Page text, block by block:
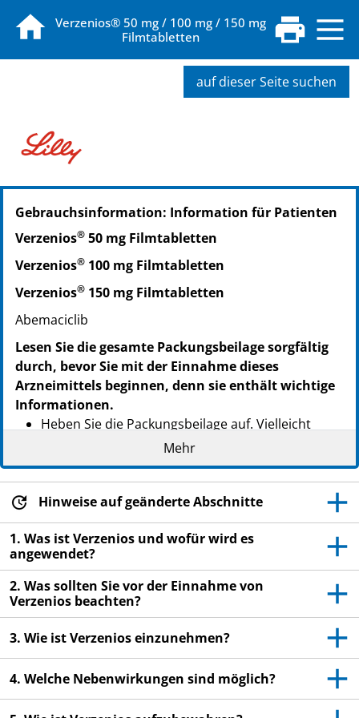
Verzenios® 50 mg / 100 mg / 150 mg
Filmtabletten
auf dieser Seite suchen
PZN: 14219311
PPN: 111421931187
NTIN: 04150142193118
PPN: 111421935796
NTIN: 04150142193576
PZN: 14281416
PPN: 111428141639
NTIN: 04150142814167
PZN: 14376105
PPN: 111437610530
NTIN: 04150143761057
Gebrauchsinformation: Information für Patienten
Verzenios® 50 mg Filmtabletten
Verzenios® 100 mg Filmtabletten
Verzenios® 150 mg Filmtabletten
Abemaciclib
Lesen Sie die gesamte Packungsbeilage sorgfältig
durch, bevor Sie mit der Einnahme dieses
Arzneimittels beginnen, denn sie enthält wichtige
Informationen.
Heben Sie die Packungsbeilage auf. Vielleicht
möchten Sie diese später nochmals lesen.
Wenn Sie weitere Fragen haben, wenden Sie sich
Fachpersonal.
Dieses Arzneimittel wurde Ihnen persönlich
verschrieben. Geben Sie es nicht an Dritte weiter.
Es kann anderen Menschen schaden, auch wenn
diese die gleichen Beschwerden haben wie Sie.
Wenn Sie Nebenwirkungen bemerken, wenden Sie
sich an Ihren Arzt, Apotheker oder das
medizinische Fachpersonal. Dies gilt auch für
Nebenwirkungen, die nicht in dieser
Packungsbeilage angegeben sind. Siehe Abschnitt
Mehr
Hinweise auf geänderte Abschnitte
1. Was ist Verzenios und wofür wird es
angewendet?
2. Was sollten Sie vor der Einnahme von
Verzenios beachten?
3. Wie ist Verzenios einzunehmen?
4. Welche Nebenwirkungen sind möglich?